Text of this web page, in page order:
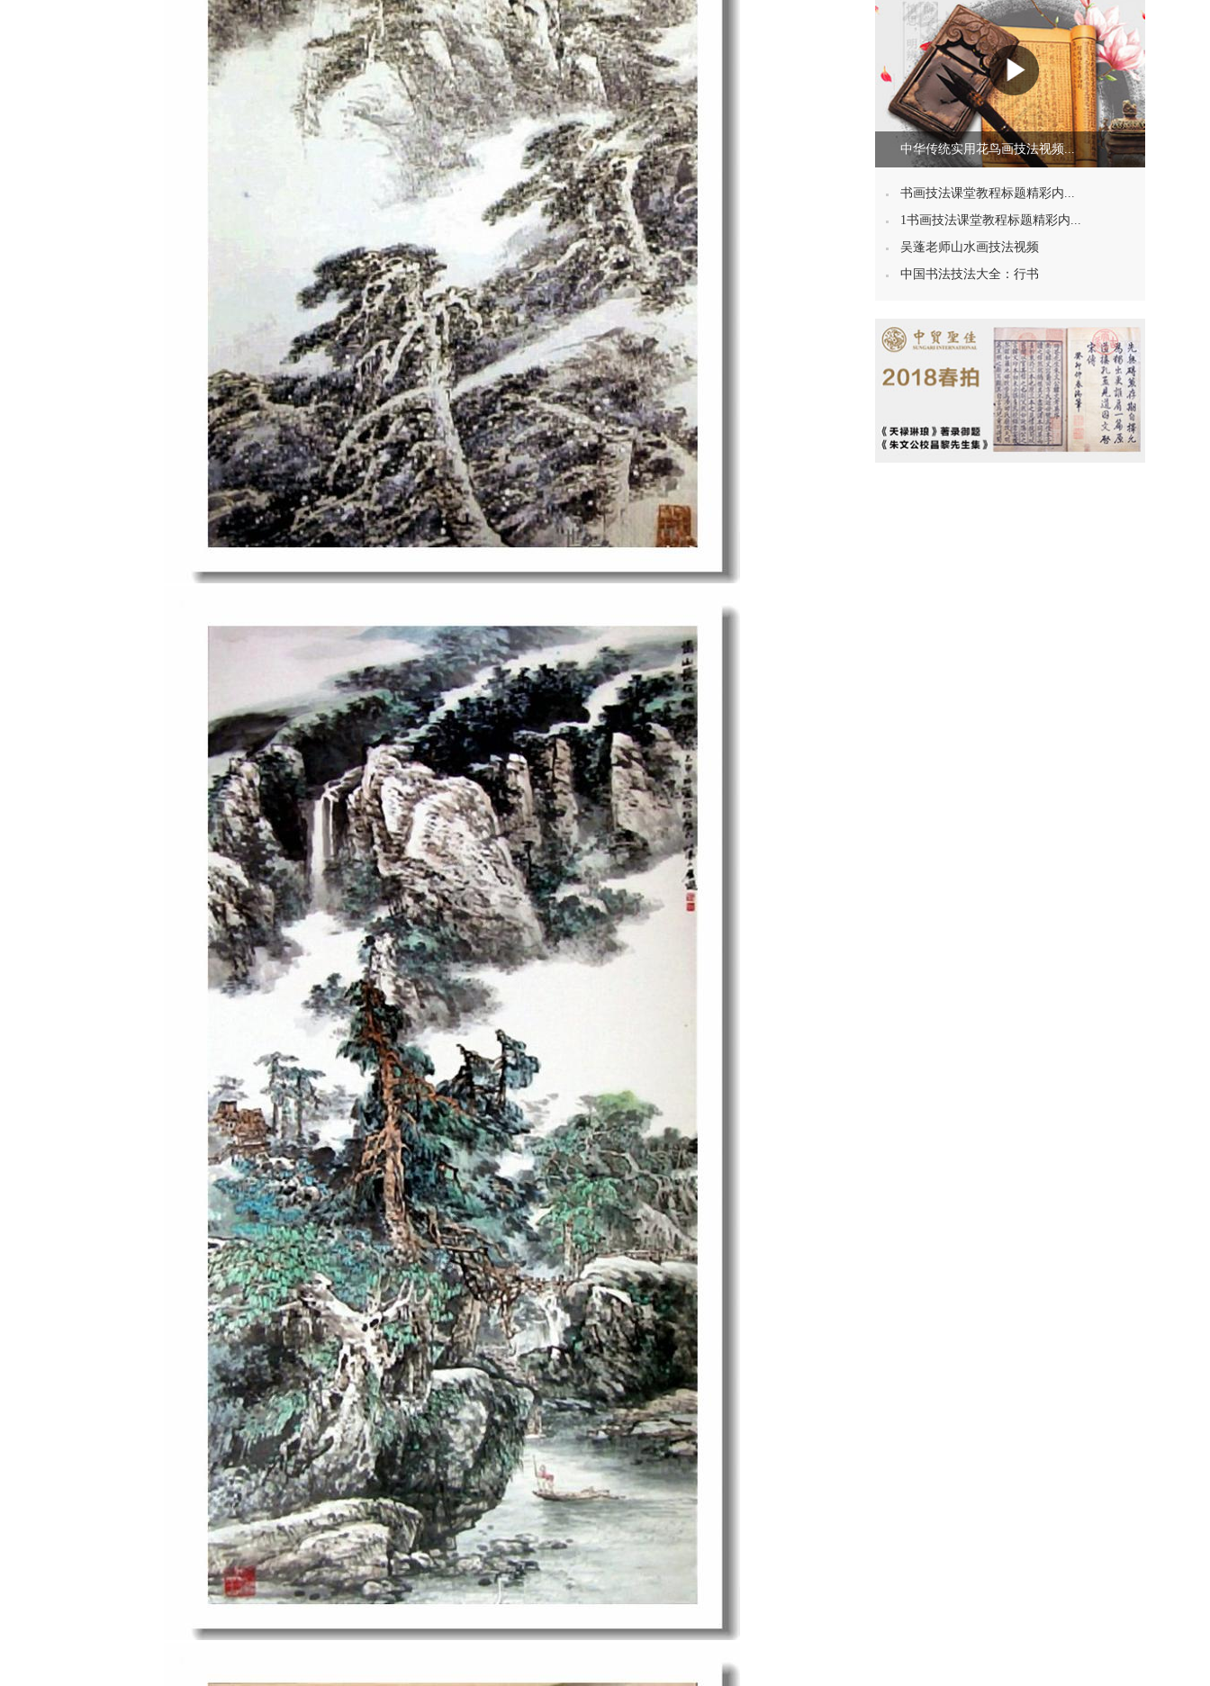
中华传统实用花鸟画技法视频...
书画技法课堂教程标题精彩内...
1书画技法课堂教程标题精彩内...
吴蓬老师山水画技法视频
中国书法技法大全：行书